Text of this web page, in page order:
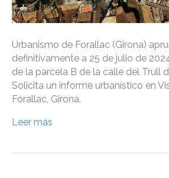
Urbanismo de Forallac (Girona)
definitivamente a 25 de julio de
de la parcela B de la calle del Trull
Solicita un informe urbanístico en
Forallac, Girona.
Leer más